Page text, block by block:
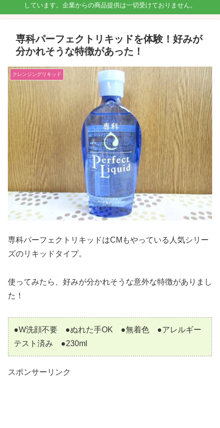
しています。企業からの商品提供は一切受けておりません。
専科パーフェクトリキッドを体験！好みが
分かれそうな特徴があった！
クレンジングリキッド
専科パーフェクトリキッドはCMもやっている人気シリー
ズのリキッドタイプ。
使ってみたら、好みが分かれそうな意外な特徴がありまし
た！
●W洗顔不要 ●ぬれた手OK ●無着色 ●アレルギー
テスト済み ●230ml
スポンサーリンク